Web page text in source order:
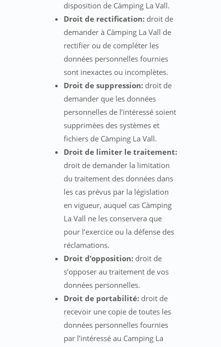
disposition de Càmping La Vall.
Droit de rectification: droit de
demander à Càmping La Vall de
rectifier ou de compléter les
données personnelles fournies
sont inexactes ou incomplètes.
Droit de suppression: droit de
demander que les données
personnelles de l’intéressé soient
supprimées des systèmes et
fichiers de Càmping La Vall.
Droit de limiter le traitement:
droit de demander la limitation
du traitement des données dans
les cas prévus par la législation
en vigueur, auquel cas Càmping
La Vall ne les conservera que
pour l’exercice ou la défense des
réclamations.
Droit d’opposition: droit de
s’opposer au traitement de vos
données personnelles.
Droit de portabilité: droit de
recevoir une copie de toutes les
données personnelles fournies
par l’intéressé au Camping La